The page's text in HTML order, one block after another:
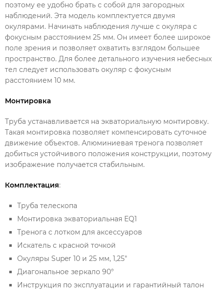
поэтому ее удобно брать с собой для загородных
наблюдений. Эта модель комплектуется двумя
окулярами. Начинать наблюдения лучше с окуляра с
фокусным расстоянием 25 мм. Он имеет более широкое
поле зрения и позволяет охватить взглядом большее
пространство. Для более детального изучения небесных
тел следует использовать окуляр с фокусным
расстоянием 10 мм.
Монтировка
Труба устанавливается на экваториальную монтировку.
Такая монтировка позволяет компенсировать суточное
движение объектов. Алюминиевая тренога позволяет
добиться устойчивого положения конструкции, поэтому
изображение получается стабильным.
Комплектация:
Труба телескопа
Монтировка экваториальная EQ1
Тренога с лотком для аксессуаров
Искатель с красной точкой
Окуляры Super 10 и 25 мм, 1,25"
Диагональное зеркало 90°
Инструкция по эксплуатации и гарантийный талон